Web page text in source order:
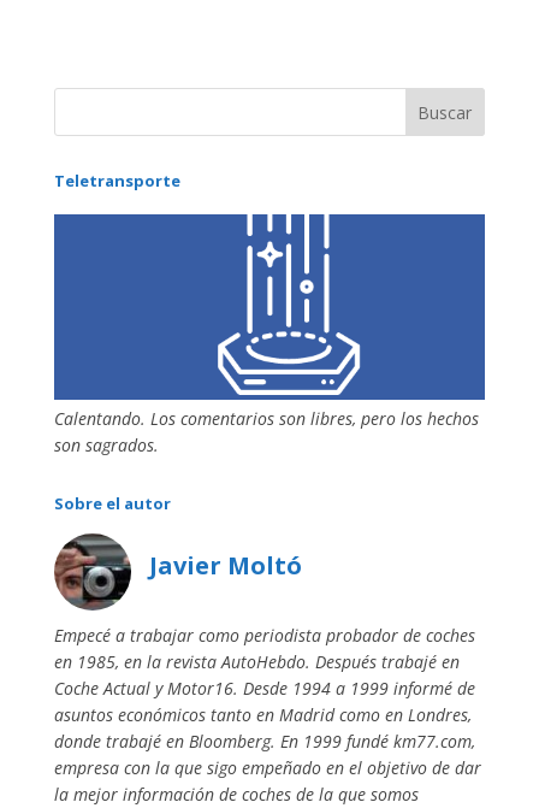
Teletransporte
Calentando. Los comentarios son libres, pero los hechos
son sagrados.
Sobre el autor
Javier Moltó
Empecé a trabajar como periodista probador de coches
en 1985, en la revista AutoHebdo. Después trabajé en
Coche Actual y Motor16. Desde 1994 a 1999 informé de
asuntos económicos tanto en Madrid como en Londres,
donde trabajé en Bloomberg. En 1999 fundé km77.com,
empresa con la que sigo empeñado en el objetivo de dar
la mejor información de coches de la que somos